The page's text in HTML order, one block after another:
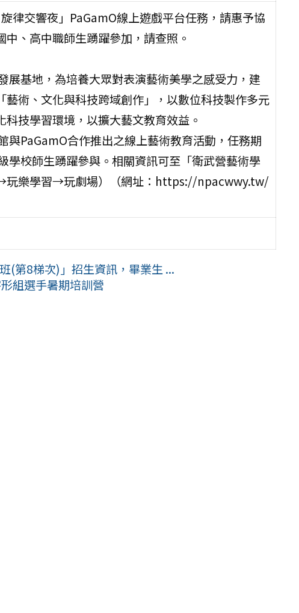
律交響夜」PaGamO線上遊戲平台任務，請惠予協
、高中職師生踴躍參加，請查照。
展基地，為培養大眾對表演藝術美學之感受力，建
術、文化與科技跨域創作」，以數位科技製作多元
技學習環境，以擴大藝文教育效益。
與PaGamO合作推出之線上藝術教育活動，任務期
校師生踴躍參與。相關資訊可至「衛武營藝術學
玩樂學習→玩劇場）（網址：https://npacwwy.tw/
(第8梯次)」招生資訊，畢業生 ...
組選手暑期培訓營